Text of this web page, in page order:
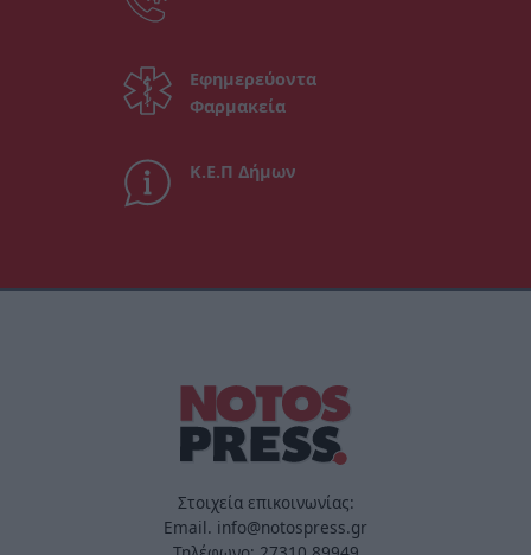
Εφημερεύοντα
Φαρμακεία
Κ.Ε.Π Δήμων
Στοιχεία επικοινωνίας:
Email. info@notospress.gr